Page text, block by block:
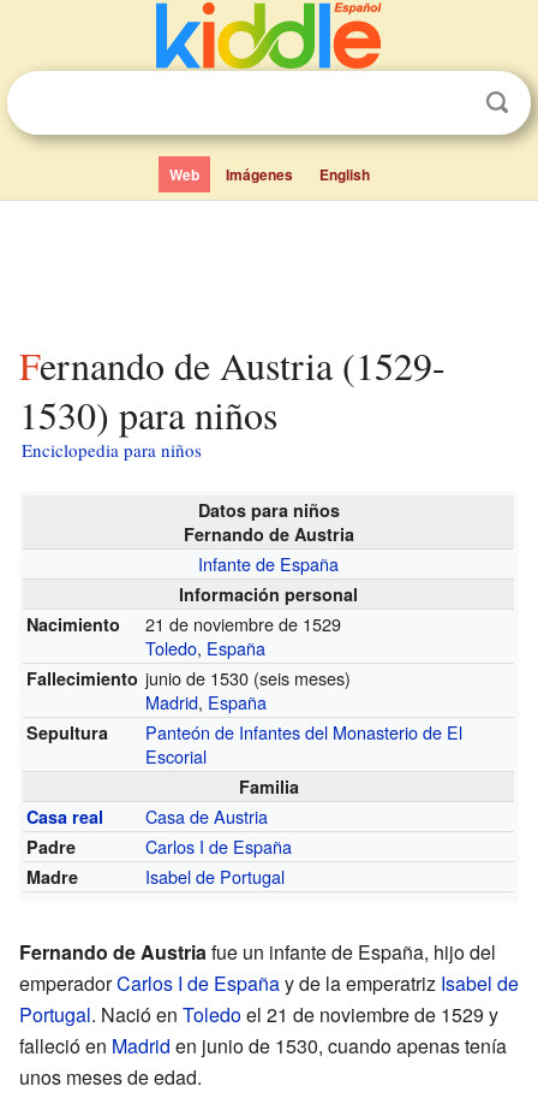
Web Imágenes English
Fernando de Austria (1529-
1530) para niños
Enciclopedia para niños
Datos para niños
Fernando de Austria
Infante de España
Información personal
Nacimiento
21 de noviembre de 1529
Toledo, España
Fallecimiento junio de 1530 (seis meses)
Madrid, España
Sepultura
Panteón de Infantes del Monasterio de El
Escorial
Familia
Casa real
Casa de Austria
Padre Carlos I de España
Madre Isabel de Portugal
Fernando de Austriafue un infante de España, hijo del
emperadorCarlos I de Españay de la emperatriz Isabel de
Portugal. Nació en Toledoel 21 de noviembre de 1529 y
falleció en Madrid en junio de 1530, cuando apenas tenía
unos meses de edad.